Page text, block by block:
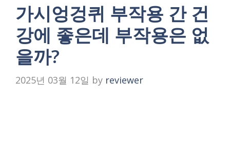
가시엉겅퀴 부작용 간 건
강에 좋은데 부작용은 없
을까?
2025년 03월 12일 by reviewer